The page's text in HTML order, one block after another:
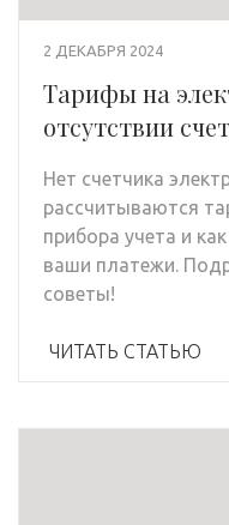
2 ДЕКАБРЯ 2024
Тарифы на
отсутствии
Нет счетчика
рассчитываются
прибора учета и
ваши платежи.
советы!
ЧИТАТЬ СТАТЬЮ